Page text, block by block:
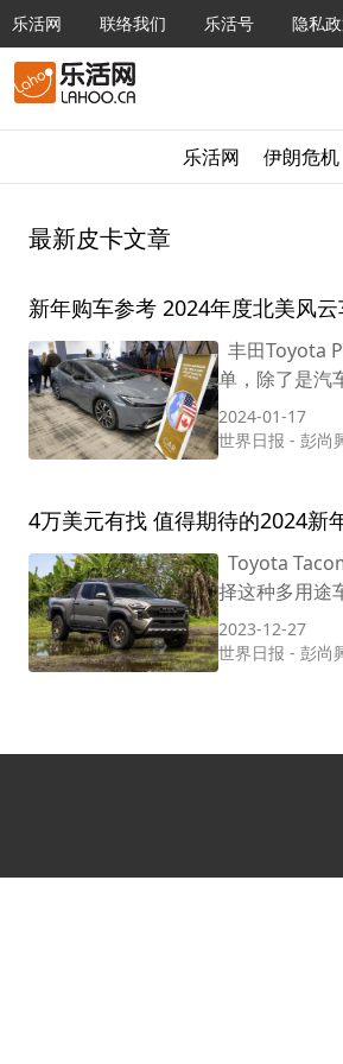
乐活网 联络我们 乐活号 隐私
乐活网 伊朗危机
最新皮卡文章
新年购车参考 2024年度北美风
丰田Toyota
单，除了是汽
2024-01-17
世界日报 - 彭尚
4万美元有找 值得期待的2024新
Toyota
择这种多用途
2023-12-27
世界日报 - 彭尚